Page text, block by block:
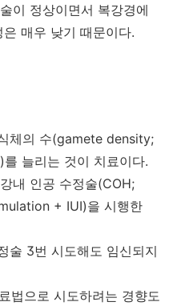
이 정상이면서 복강경에
매우 낮기 때문이다.
체의 수(gamete density;
늘리는 것이 치료이다.
내 인공 수정술(COH;
+ IUI)을 시행한
술 3번 시도해도 임신되지
법으로 시도하려는 경향도